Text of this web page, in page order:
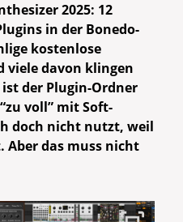
2025: 12
in der Bonedo-
kostenlose
viele davon klingen
der Plugin-Ordner
voll” mit Soft-
doch nicht nutzt, weil
Aber das muss nicht